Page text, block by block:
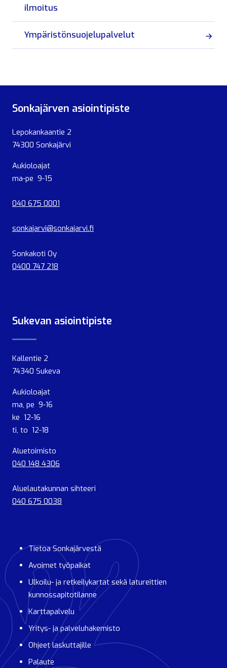
ilmoitus
Ympäristönsuojelupalvelut
Sonkajärven asiointipiste
Lepokankaantie 2
74300 Sonkajärvi
Aukioloajat
ma-pe 9-15
040 675 0001
sonkajarvi@sonkajarvi.fi
Sonkakoti Oy
0400 747 218
Sukevan asiointipiste
Kallentie 2
74340 Sukeva
Aukioloajat
ma, pe 9-16
ke 12-16
ti, to 12-18
Aluetoimisto
040 148 4306
Aluelautakunnan sihteeri
040 675 0038
Tietoa Sonkajärvestä
Avoimet työpaikat
Ulkoilu- ja retkeilykartat sekä latureittien
kunnossapitotilanne
Karttapalvelu
Yritys- ja palveluhakemisto
Ohjeet laskuttajille
Palaute